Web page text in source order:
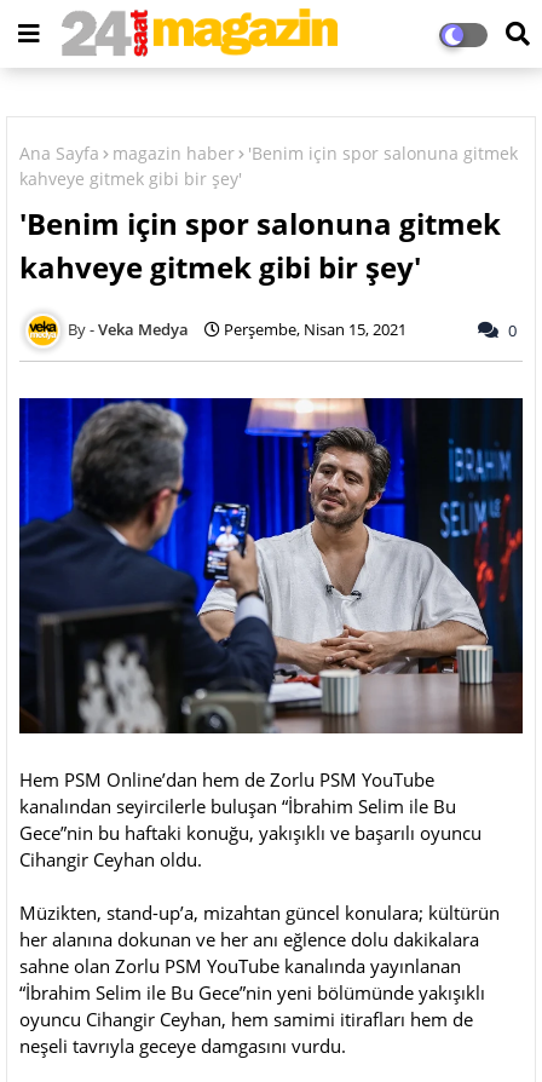
Ana Sayfa magazin haber
'Benim için spor salonuna gitmek
kahveye gitmek gibi bir şey'
'Benim için spor salonuna gitmek
kahveye gitmek gibi bir şey'
Veka Medya Perşembe, Nisan 15, 2021 0
Hem PSM Online’dan hem de Zorlu PSM YouTube
kanalından seyircilerle buluşan “İbrahim Selim ile Bu
Gece”nin bu haftaki konuğu, yakışıklı ve başarılı oyuncu
Cihangir Ceyhan oldu.
Müzikten, stand-up’a, mizahtan güncel konulara; kültürün
her alanına dokunan ve her anı eğlence dolu dakikalara
sahne olan Zorlu PSM YouTube kanalında yayınlanan
“İbrahim Selim ile Bu Gece”nin yeni bölümünde yakışıklı
oyuncu Cihangir Ceyhan, hem samimi itirafları hem de
neşeli tavrıyla geceye damgasını vurdu.